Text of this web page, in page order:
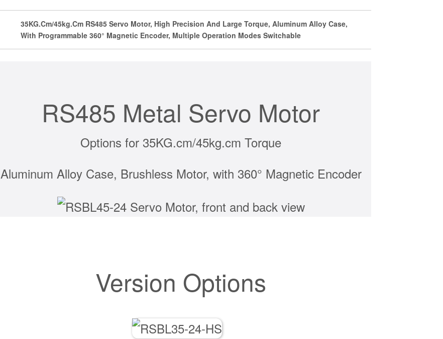
35KG.cm/45kg.cm RS485 Servo Motor, High Precision And Large Torque, Aluminum Alloy Case,
With Programmable 360° Magnetic Encoder, Multiple Operation Modes Switchable
RS485 Metal Servo Motor
Options for 35KG.cm/45kg.cm Torque
Aluminum Alloy Case, Brushless Motor, with 360° Magnetic Encoder
Version Options